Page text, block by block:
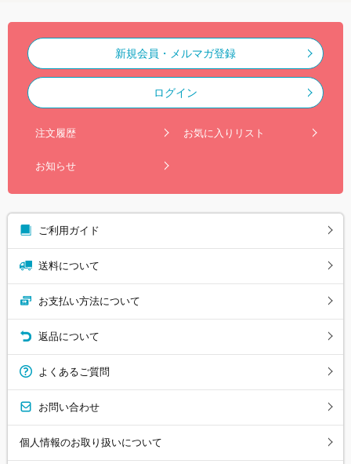
新規会員・メルマガ登録
ログイン
注文履歴 お気に入りリスト
お知らせ
ご利用ガイド
送料について
お支払い方法について
返品について
よくあるご質問
お問い合わせ
個人情報のお取り扱いについて